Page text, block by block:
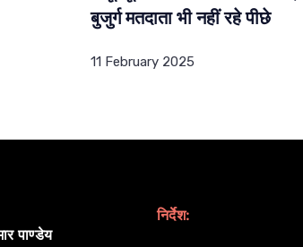
बुजुर्ग मतदाता भी नहीं रहे पीछे
11 February 2025
पाण्डेय
निर्देश: